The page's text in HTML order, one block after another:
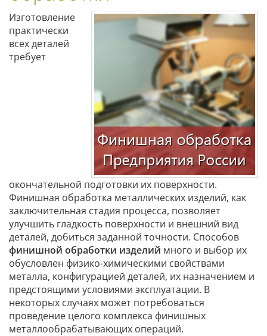
Изготовление
практически
всех деталей
требует
окончательной подготовки их поверхности.
Финишная обработка металлических изделий, как
заключительная стадия процесса, позволяет
улучшить гладкость поверхности и внешний вид
деталей, добиться заданной точности. Способов
финишной обработки изделий много и выбор их
обусловлен физико-химическими свойствами
металла, конфигурацией деталей, их назначением и
предстоящими условиями эксплуатации. В
некоторых случаях может потребоваться
проведение целого комплекса финишных
металлообрабатывающих операций.